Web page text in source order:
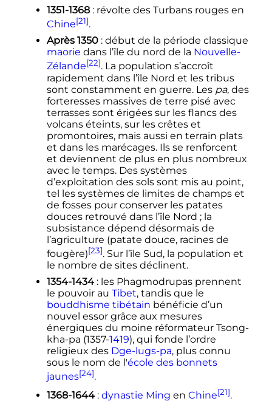
1351-1368 : révolte des Turbans rouges en
Chine[21].
Après 1350 : début de la période classique
maorie dans l’île du nord de la Nouvelle-
Zélande[22]. La population s’accroît
rapidement dans l’île Nord et les tribus
sont constamment en guerre. Les pa, des
forteresses massives de terre pisé avec
terrasses sont érigées sur les flancs des
volcans éteints, sur les crêtes et
promontoires, mais aussi en terrain plats
et dans les marécages. Ils se renforcent
et deviennent de plus en plus nombreux
avec le temps. Des systèmes
d’exploitation des sols sont mis au point,
tel les systèmes de limites de champs et
de fosses pour conserver les patates
douces retrouvé dans l’île Nord ; la
subsistance dépend désormais de
l’agriculture (patate douce, racines de
fougère)[23]. Sur l’île Sud, la population et
le nombre de sites déclinent.
1354-1434 : les Phagmodrupas prennent
le pouvoir au Tibet, tandis que le
bouddhisme tibétain bénéficie d’un
nouvel essor grâce aux mesures
énergiques du moine réformateur Tsong-
kha-pa (1357-1419), qui fonde l’ordre
religieux des Dge-lugs-pa, plus connu
sous le nom de l'école des bonnets
jaunes[24].
1368-1644 : dynastie Ming en Chine[21].